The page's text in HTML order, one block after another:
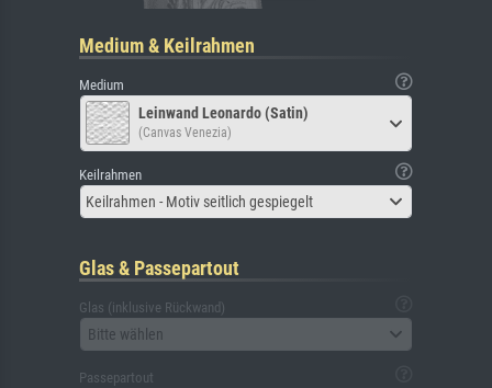
Medium & Keilrahmen
Medium
Leinwand Leonardo (Satin)
(Canvas Venezia)
Keilrahmen
Keilrahmen - Motiv seitlich gespiegelt
Glas & Passepartout
Glas (inklusive Rückwand)
Bitte wählen
Passepartout